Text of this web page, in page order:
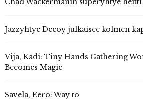
Chad Wackermanin superyhtye
Jazzyhtye Decoy julkaisee kolmen
Vija, Kadi: Tiny Hands Gathering
Becomes Magic
Savela, Eero: Way to